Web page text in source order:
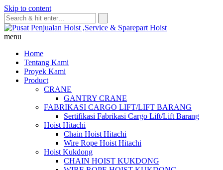
Skip to content
menu
Home
Tentang Kami
Proyek Kami
Product
CRANE
GANTRY CRANE
FABRIKASI CARGO LIFT/LIFT BARANG
Sertifikasi Fabrikasi Cargo Lift/Lift Barang
Hoist Hitachi
Chain Hoist Hitachi
Wire Rope Hoist Hitachi
Hoist Kukdong
CHAIN HOIST KUKDONG